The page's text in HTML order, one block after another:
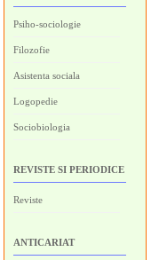
Psiho-sociologie
Filozofie
Asistenta sociala
Logopedie
Sociobiologia
REVISTE SI PERIODICE
Reviste
ANTICARIAT